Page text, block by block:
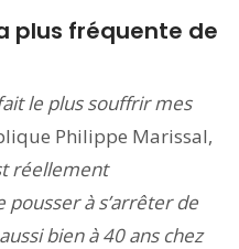
plus fréquente de
le plus souffrir mes
Philippe Marissal,
réellement
à s’arrêter de
bien à 40 ans chez